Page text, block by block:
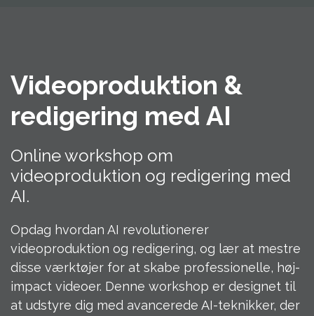
Videoproduktion &
redigering med AI
Online workshop om
videoproduktion og redigering med
AI.
Opdag hvordan AI revolutionerer
videoproduktion og redigering, og lær at mestre
disse værktøjer for at skabe professionelle, høj-
impact videoer. Denne workshop er designet til
at udstyre dig med avancerede AI-teknikker, der